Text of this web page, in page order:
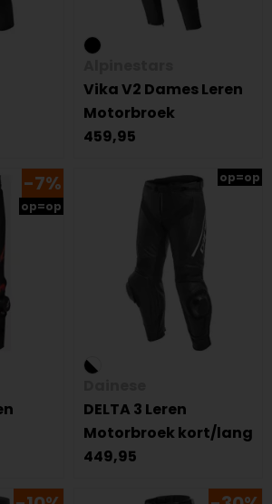
Vika V2 Dames Leren
Motorbroek
459,95
-7%
op=op
op=op
DELTA 3 Leren
Motorbroek kort/lang
449,95